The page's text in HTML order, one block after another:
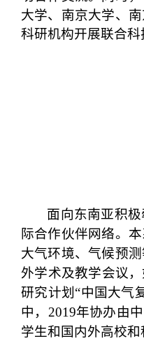
大学、南京大学、
科研机构开展联合
面向东南亚积极
际合作伙伴网络。
大气环境、气候预
外学术及教学会议
研究计划“中国大气
中，2019年协办由
学生和国内外高校